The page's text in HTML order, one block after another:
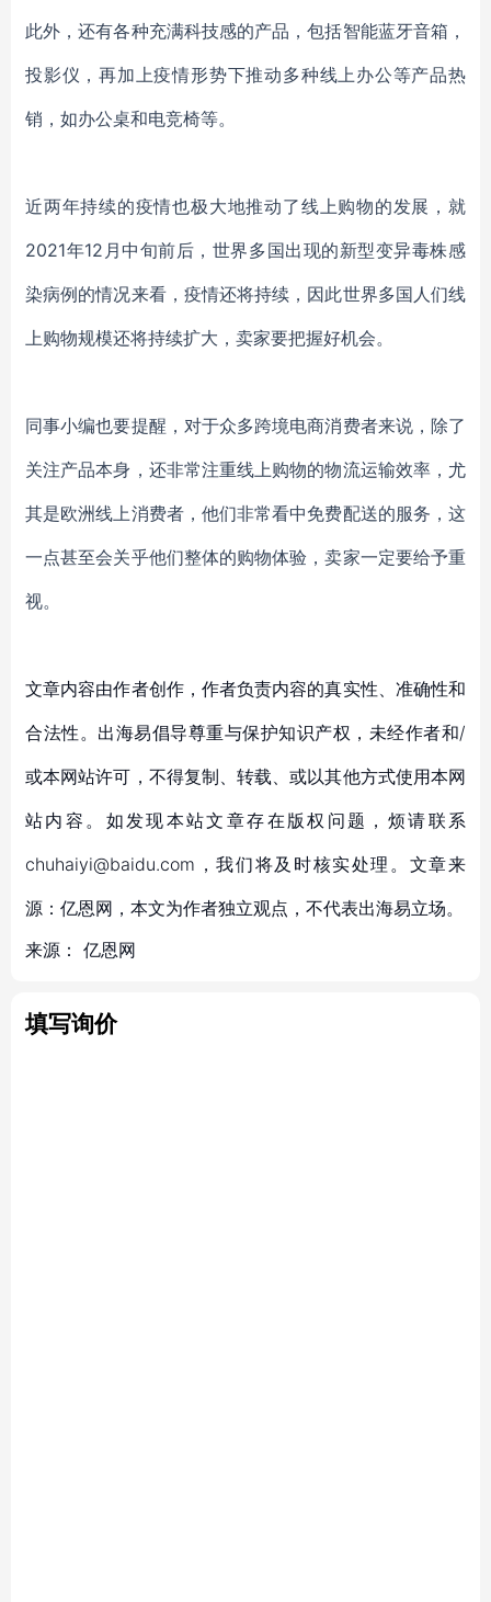
此外，还有各种充满科技感的产品，包括智能蓝牙音箱，
投影仪，再加上疫情形势下推动多种线上办公等产品热
销，如办公桌和电竞椅等。
近两年持续的疫情也极大地推动了线上购物的发展，就
2021年12月中旬前后，世界多国出现的新型变异毒株感
染病例的情况来看，疫情还将持续，因此世界多国人们线
上购物规模还将持续扩大，卖家要把握好机会。
同事小编也要提醒，对于众多跨境电商消费者来说，除了
关注产品本身，还非常注重线上购物的物流运输效率，尤
其是欧洲线上消费者，他们非常看中免费配送的服务，这
一点甚至会关乎他们整体的购物体验，卖家一定要给予重
视。
文章内容由作者创作，作者负责内容的真实性、准确性和
合法性。出海易倡导尊重与保护知识产权，未经作者和/
或本网站许可，不得复制、转载、或以其他方式使用本网
站内容。如发现本站文章存在版权问题，烦请联系
chuhaiyi@baidu.com，我们将及时核实处理。文章来
源：亿恩网，本文为作者独立观点，不代表出海易立场。
来源： 亿恩网
填写询价